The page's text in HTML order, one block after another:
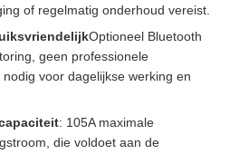
of regelmatig onderhoud vereist.
Optioneel Bluetooth
geen professionele
voor dagelijkse werking en
: 105A maximale
die voldoet aan de